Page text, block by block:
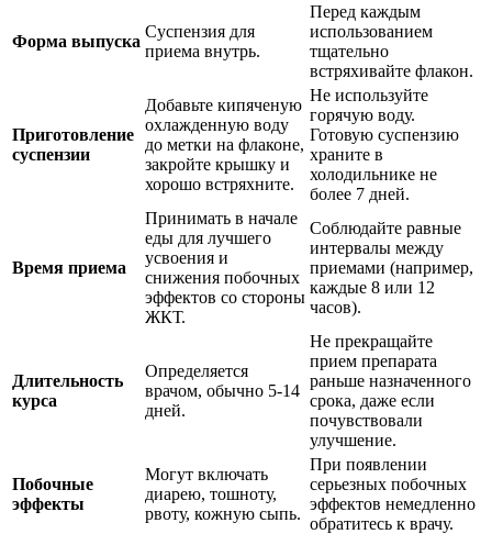
Форма выпуска
Суспензия для
приема внутрь.
Перед каждым
использованием
тщательно
встряхивайте флакон.
Приготовление
суспензии
Добавьте кипяченую
охлажденную воду
до метки на флаконе,
закройте крышку и
хорошо встряхните.
Не используйте
горячую воду.
Готовую суспензию
храните в
холодильнике не
более 7 дней.
Время приема
Принимать в начале
еды для лучшего
усвоения и
снижения побочных
эффектов со стороны
ЖКТ.
Соблюдайте равные
интервалы между
приемами (например,
каждые 8 или 12
часов).
Длительность
курса
Определяется
врачом, обычно 5-14
дней.
Не прекращайте
прием препарата
раньше назначенного
срока, даже если
почувствовали
улучшение.
Побочные
эффекты
Могут включать
диарею, тошноту,
рвоту, кожную сыпь.
При появлении
серьезных побочных
эффектов немедленно
обратитесь к врачу.